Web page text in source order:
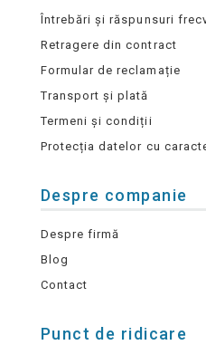
Întrebări și răspunsuri
Retragere din contract
Formular de reclamație
Transport și plată
Termeni și condiții
Protecția datelor cu
Despre companie
Despre firmă
Blog
Contact
Punct de ridicare